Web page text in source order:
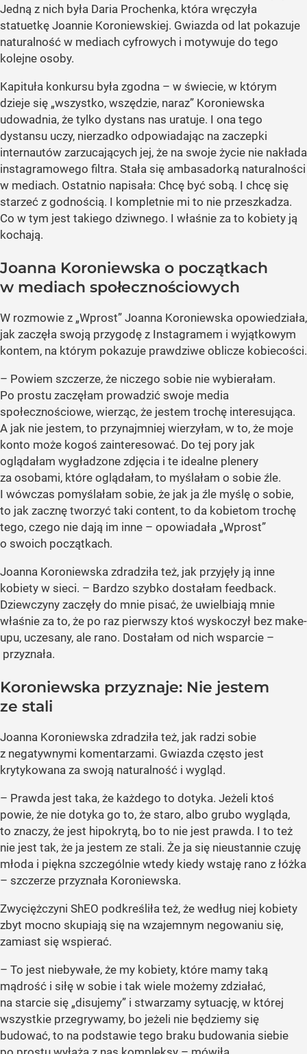
Jedną z nich była Daria Prochenka, która wręczyła
statuetkę Joannie Koroniewskiej. Gwiazda od lat pokazuje
naturalność w mediach cyfrowych i motywuje do tego
kolejne osoby.
Kapituła konkursu była zgodna – w świecie, w którym
dzieje się „wszystko, wszędzie, naraz” Koroniewska
udowadnia, że tylko dystans nas uratuje. I ona tego
dystansu uczy, nierzadko odpowiadając na zaczepki
internautów zarzucających jej, że na swoje życie nie nakłada
instagramowego filtra. Stała się ambasadorką naturalności
w mediach. Ostatnio napisała: Chcę być sobą. I chcę się
starzeć z godnością. I kompletnie mi to nie przeszkadza.
Co w tym jest takiego dziwnego. I właśnie za to kobiety ją
kochają.
Joanna Koroniewska o początkach
w mediach społecznościowych
W rozmowie z „Wprost” Joanna Koroniewska opowiedziała,
jak zaczęła swoją przygodę z Instagramem i wyjątkowym
kontem, na którym pokazuje prawdziwe oblicze kobiecości.
– Powiem szczerze, że niczego sobie nie wybierałam.
Po prostu zaczęłam prowadzić swoje media
społecznościowe, wierząc, że jestem trochę interesująca.
A jak nie jestem, to przynajmniej wierzyłam, w to, że moje
konto może kogoś zainteresować. Do tej pory jak
oglądałam wygładzone zdjęcia i te idealne plenery
za osobami, które oglądałam, to myślałam o sobie źle.
I wówczas pomyślałam sobie, że jak ja źle myślę o sobie,
to jak zacznę tworzyć taki content, to da kobietom trochę
tego, czego nie dają im inne – opowiadała „Wprost”
o swoich początkach.
Joanna Koroniewska zdradziła też, jak przyjęły ją inne
kobiety w sieci. – Bardzo szybko dostałam feedback.
Dziewczyny zaczęły do mnie pisać, że uwielbiają mnie
właśnie za to, że po raz pierwszy ktoś wyskoczył bez make-
upu, uczesany, ale rano. Dostałam od nich wsparcie –
przyznała.
Koroniewska przyznaje: Nie jestem
ze stali
Joanna Koroniewska zdradziła też, jak radzi sobie
z negatywnymi komentarzami. Gwiazda często jest
krytykowana za swoją naturalność i wygląd.
– Prawda jest taka, że każdego to dotyka. Jeżeli ktoś
powie, że nie dotyka go to, że staro, albo grubo wygląda,
to znaczy, że jest hipokrytą, bo to nie jest prawda. I to też
nie jest tak, że ja jestem ze stali. Że ja się nieustannie czuję
młoda i piękna szczególnie wtedy kiedy wstaję rano z łóżka
– szczerze przyznała Koroniewska.
Zwyciężczyni ShEO podkreśliła też, że według niej kobiety
zbyt mocno skupiają się na wzajemnym negowaniu się,
zamiast się wspierać.
– To jest niebywałe, że my kobiety, które mamy taką
mądrość i siłę w sobie i tak wiele możemy zdziałać,
na starcie się „disujemy” i stwarzamy sytuację, w której
wszystkie przegrywamy, bo jeżeli nie będziemy się
budować, to na podstawie tego braku budowania siebie